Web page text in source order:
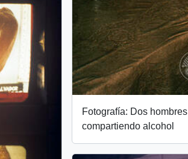
Fotografía: Dos hombres
compartiendo alcohol